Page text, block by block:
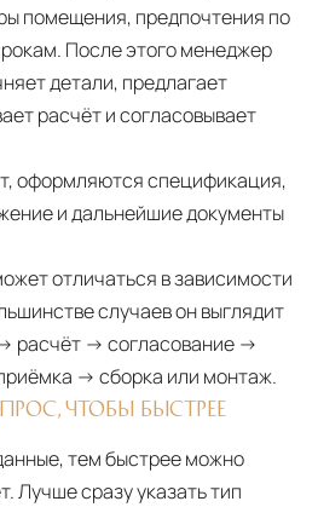
помещения, предпочтения по
После этого менеджер
детали, предлагает
расчёт и согласовывает
оформляются спецификация,
и дальнейшие документы
отличаться в зависимости
случаев он выглядит
расчёт → согласование →
→ сборка или монтаж.
ЧТОБЫ БЫСТРЕЕ
тем быстрее можно
Лучше сразу указать тип